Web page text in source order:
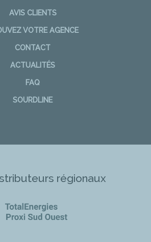
AVIS CLIENTS
VOTRE AGENCE
CONTACT
ACTUALITÉS
FAQ
SOURDLINE
régionaux